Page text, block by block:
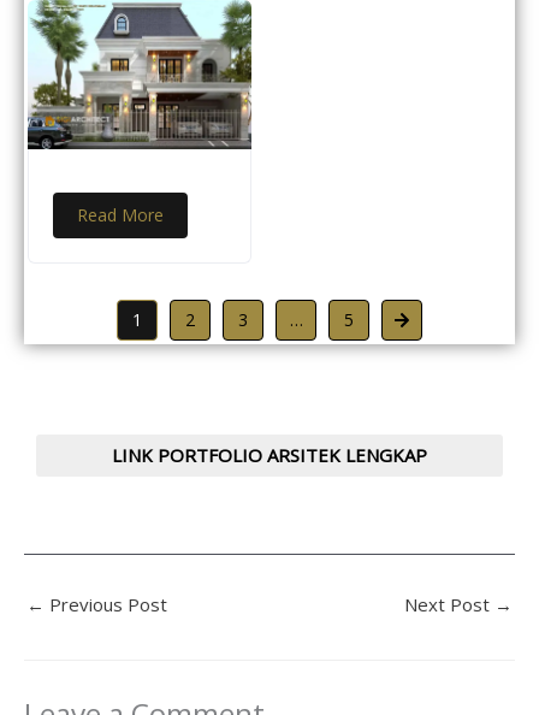
Read More
1 2 3 … 5
LINK PORTFOLIO ARSITEK LENGKAP
← Previous Post Next Post →